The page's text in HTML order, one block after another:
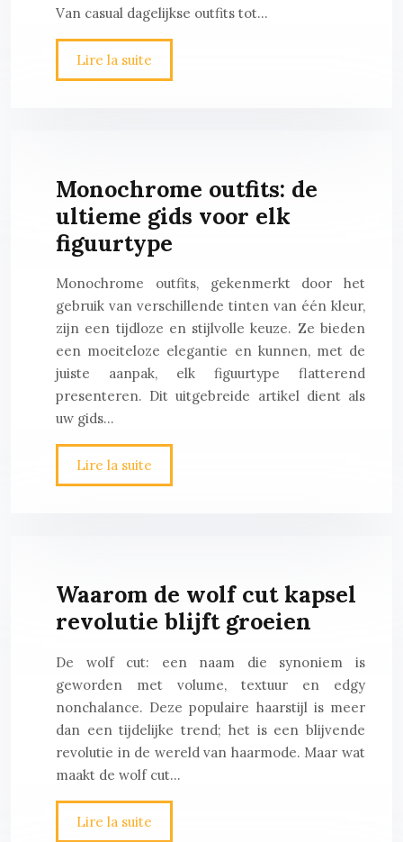
Van casual dagelijkse outfits tot…
Lire la suite
Monochrome outfits: de
ultieme gids voor elk
figuurtype
Monochrome outfits, gekenmerkt door het
gebruik van verschillende tinten van één kleur,
zijn een tijdloze en stijlvolle keuze. Ze bieden
een moeiteloze elegantie en kunnen, met de
juiste aanpak, elk figuurtype flatterend
presenteren. Dit uitgebreide artikel dient als
uw gids…
Lire la suite
Waarom de wolf cut kapsel
revolutie blijft groeien
De wolf cut: een naam die synoniem is
geworden met volume, textuur en edgy
nonchalance. Deze populaire haarstijl is meer
dan een tijdelijke trend; het is een blijvende
revolutie in de wereld van haarmode. Maar wat
maakt de wolf cut…
Lire la suite